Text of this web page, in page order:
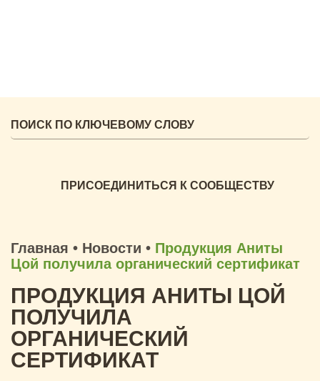
ПРИСОЕДИНИТЬСЯ К СООБЩЕСТВУ
Главная • Новости • Продукция Аниты
Цой получила органический сертификат
ПРОДУКЦИЯ АНИТЫ ЦОЙ
ПОЛУЧИЛА
ОРГАНИЧЕСКИЙ
СЕРТИФИКАТ